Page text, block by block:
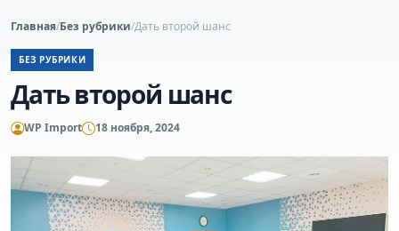
Главная/Без рубрики/Дать второй шанс
БЕЗ РУБРИКИ
Дать второй шанс
WP Import 18 ноября, 2024